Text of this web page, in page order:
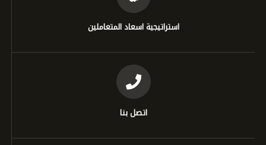
استراتيجية اسعاد المتعاملين
اتصل بنا